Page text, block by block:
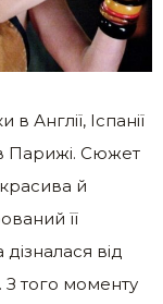
Англії, Іспанії
в Парижі. Сюжет
й
її
від
З того моменту